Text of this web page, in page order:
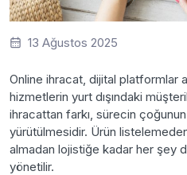
13 Ağustos 2025
Online ihracat, dijital platformlar
hizmetlerin yurt dışındaki
ihracattan farkı, sürecin
yürütülmesidir. Ürün
almadan lojistiğe kadar her şey
yönetilir.